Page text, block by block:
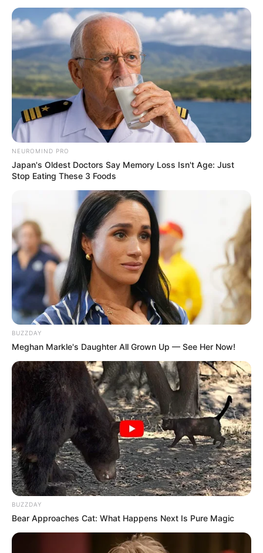
NEUROMIND PRO
Japan's Oldest Doctors Say Memory Loss Isn't Age: Just
Stop Eating These 3 Foods
BUZZDAY
Meghan Markle's Daughter All Grown Up — See Her Now!
BUZZDAY
Bear Approaches Cat: What Happens Next Is Pure Magic